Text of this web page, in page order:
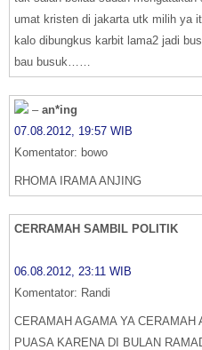
umat kristen di jakarta utk milih ya
kalo dibungkus karbit lama2 jadi
bau busuk……
– an*ing
07.08.2012, 19:57 WIB
Komentator: bowo
RHOMA IRAMA ANJING
CERRAMAH SAMBIL POLITIK
06.08.2012, 23:11 WIB
Komentator: Randi
CERAMAH AGAMA YA CERAMAH
PUASA KARENA DI BULAN